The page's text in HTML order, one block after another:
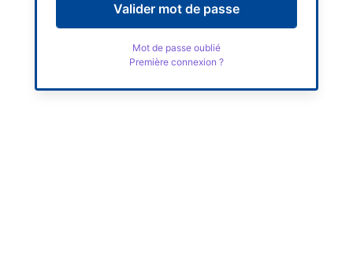
Valider mot de passe
Mot de passe oublié
Première connexion ?